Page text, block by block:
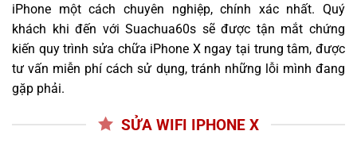
iPhone một cách chuyên nghiệp, chính xác nhất. Quý
khách khi đến với Suachua60s sẽ được tận mắt chứng
kiến quy trình sửa chữa iPhone X ngay tại trung tâm, được
tư vấn miễn phí cách sử dụng, tránh những lỗi mình đang
gặp phải.
SỬA WIFI IPHONE X